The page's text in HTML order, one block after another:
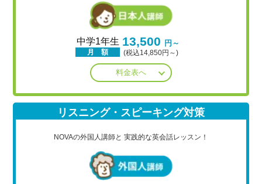
中学1年生
月 額
13,500 円～
(税込14,850円～)
料金表へ
リスニング・スピーキング対策
NOVAの外国人講師と 実践的な英会話レッスン！